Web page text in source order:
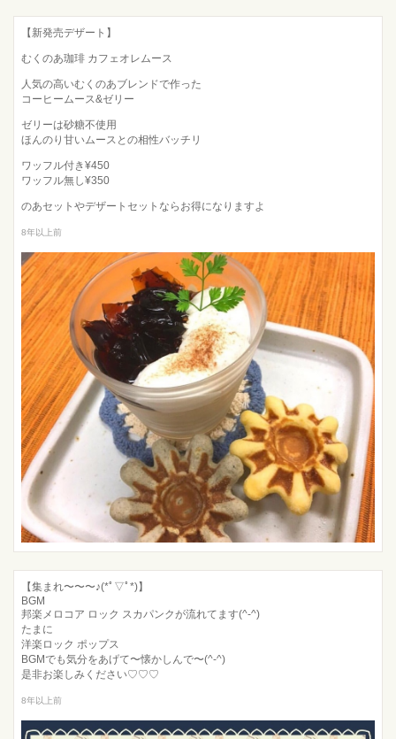
【新発売デザート】
むくのあ珈琲 カフェオレムース
人気の高いむくのあブレンドで作った
コーヒームース&ゼリー
ゼリーは砂糖不使用
ほんのり甘いムースとの相性バッチリ
ワッフル付き¥450
ワッフル無し¥350
のあセットやデザートセットならお得になりますよ
8年以上前
【集まれ〜〜〜♪(*ﾟ▽ﾟ*)】
BGM
邦楽メロコア ロック スカパンクが流れてます(^-^)
たまに
洋楽ロック ポップス
BGMでも気分をあげて〜懐かしんで〜(^-^)
是非お楽しみください♡♡♡
8年以上前